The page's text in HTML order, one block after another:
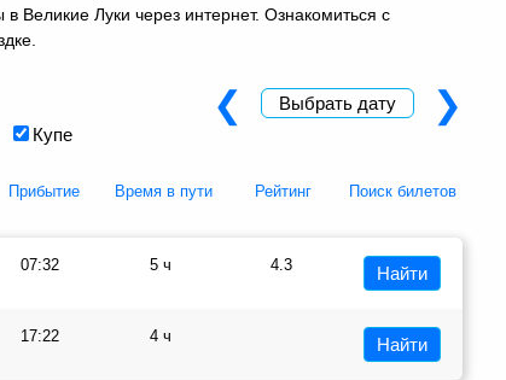
Великие Луки через интернет. Ознакомиться с
Купе
❮ Выбрать дату ❯
Прибытие Время в пути Рейтинг Поиск билетов
07:32 5 ч 4.3 Найти
17:22 4 ч Найти